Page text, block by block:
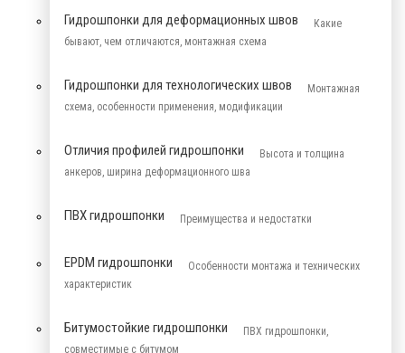
Гидрошпонки для деформационных швов
Какие
бывают, чем отличаются, монтажная схема
Гидрошпонки для технологических швов
Монтажная
схема, особенности применения, модификации
Отличия профилей гидрошпонки
Высота и толщина
анкеров, ширина деформационного шва
ПВХ гидрошпонки Преимущества и недостатки
EPDM гидрошпонки
Особенности монтажа и технических
характеристик
Битумостойкие гидрошпонки
ПВХ гидрошпонки,
совместимые с битумом